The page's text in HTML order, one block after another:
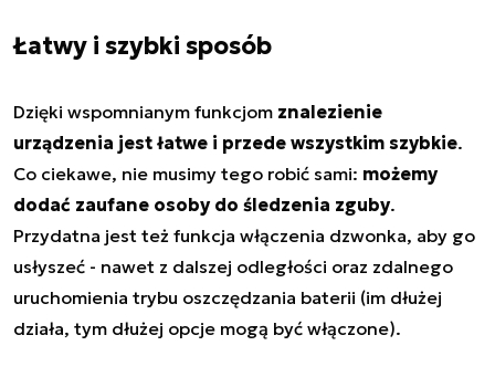
Łatwy i szybki sposób
Dzięki wspomnianym funkcjom znalezienie
urządzenia jest łatwe i przede wszystkim szybkie.
Co ciekawe, nie musimy tego robić sami: możemy
dodać zaufane osoby do śledzenia zguby.
Przydatna jest też funkcja włączenia dzwonka, aby go
usłyszeć - nawet z dalszej odległości oraz zdalnego
uruchomienia trybu oszczędzania baterii (im dłużej
działa, tym dłużej opcje mogą być włączone).